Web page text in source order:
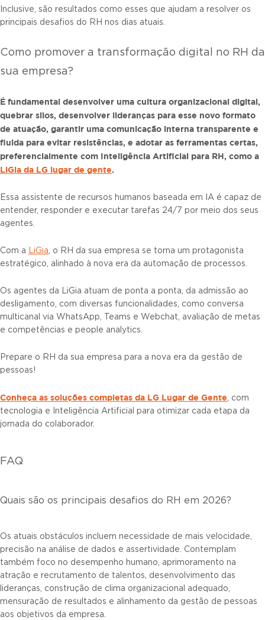
Inclusive, são resultados como esses que ajudam a resolver os
principais desafios do RH nos dias atuais.
Como promover a transformação digital no RH da
sua empresa?
É fundamental desenvolver uma cultura organizacional digital,
quebrar silos, desenvolver lideranças para esse novo formato
de atuação, garantir uma comunicação interna transparente e
fluida para evitar resistências, e adotar as ferramentas certas,
preferencialmente com Inteligência Artificial para RH, como a
LiGia da LG lugar de gente.
Essa assistente de recursos humanos baseada em IA é capaz de
entender, responder e executar tarefas 24/7 por meio dos seus
agentes.
Com a LiGia, o RH da sua empresa se torna um protagonista
estratégico, alinhado à nova era da automação de processos.
Os agentes da LiGia atuam de ponta a ponta, da admissão ao
desligamento, com diversas funcionalidades, como conversa
multicanal via WhatsApp, Teams e Webchat, avaliação de metas
e competências e people analytics.
Prepare o RH da sua empresa para a nova era da gestão de
pessoas!
Conheça as soluções completas da LG Lugar de Gente, com
tecnologia e Inteligência Artificial para otimizar cada etapa da
jornada do colaborador.
FAQ
Quais são os principais desafios do RH em 2026?
Os atuais obstáculos incluem necessidade de mais velocidade,
precisão na análise de dados e assertividade. Contemplam
também foco no desempenho humano, aprimoramento na
atração e recrutamento de talentos, desenvolvimento das
lideranças, construção de clima organizacional adequado,
mensuração de resultados e alinhamento da gestão de pessoas
aos objetivos da empresa.